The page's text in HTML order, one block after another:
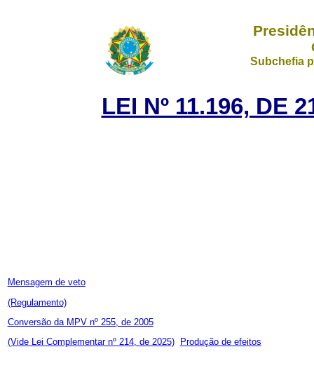
Subchefia
LEI Nº 11.196, DE
Mensagem de veto
(Regulamento)
Conversão da MPV nº 255, de 2005
(Vide Lei Complementar nº 214, de 2025)
Produção de efeitos